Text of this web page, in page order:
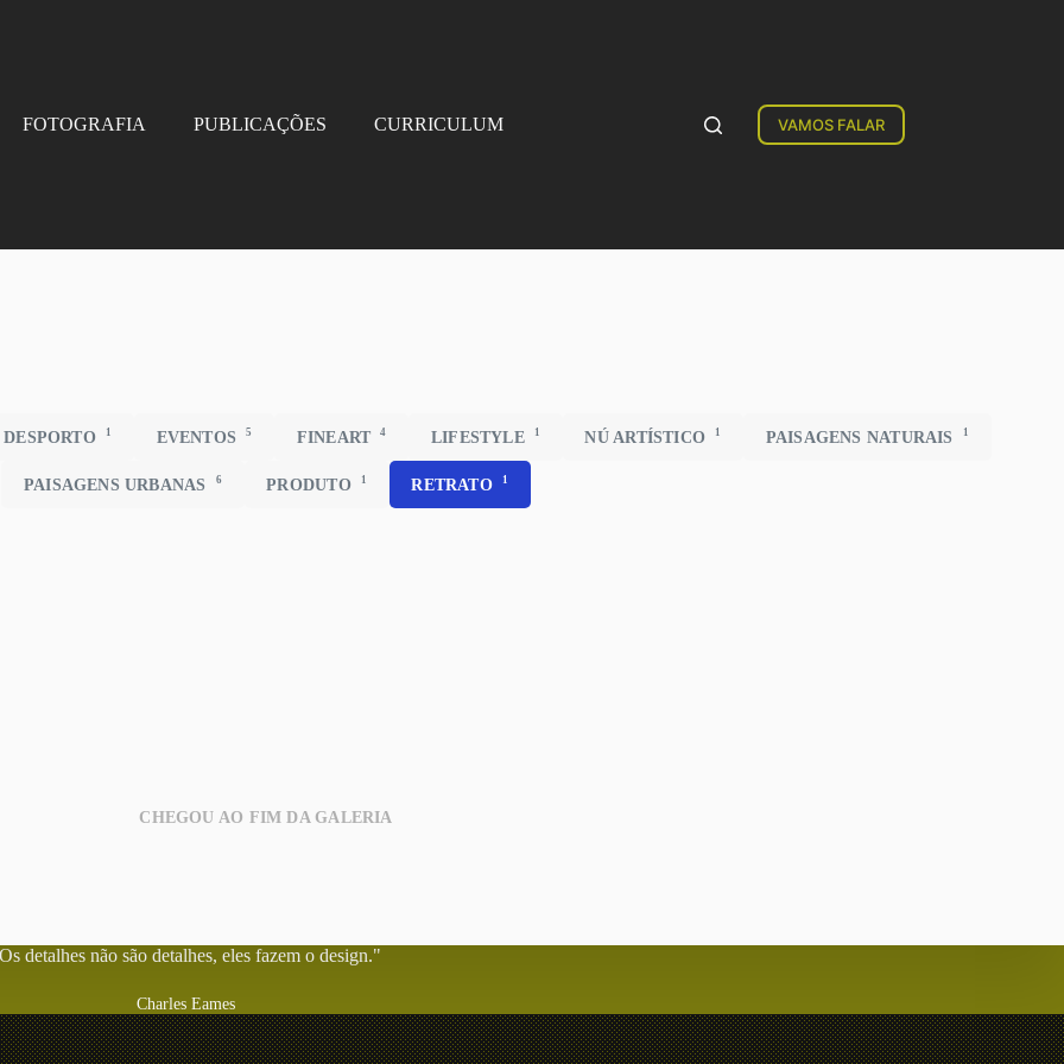
FOTOGRAFIA PUBLICAÇÕES CURRICULUM VAMOS FALAR
DESPORTO 1 EVENTOS 5 FINEART 4 LIFESTYLE 1 NÚ ARTÍSTICO 1 PAISAGENS NATURAIS 1
PAISAGENS URBANAS 6 PRODUTO 1 RETRATO 1
CHEGOU AO FIM DA GALERIA
detalhes não são detalhes, eles fazem o design."
Charles Eames